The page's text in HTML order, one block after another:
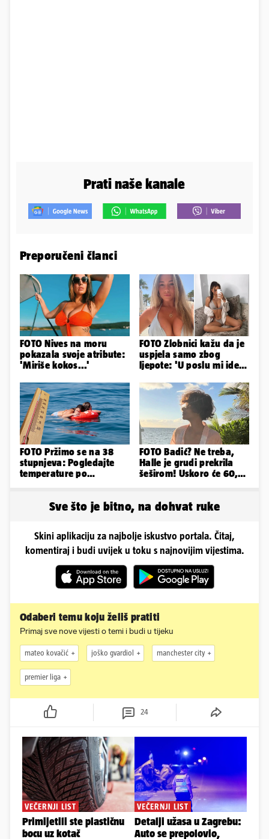
Prati naše kanale
Preporučeni članci
FOTO Nives na moru
pokazala svoje atribute:
'Miriše kokos...'
FOTO Zlobnici kažu da je
uspjela samo zbog
ljepote: 'U poslu mi ide
FOTO Pržimo se na 38
stupnjeva: Pogledajte
temperature po
FOTO Badić? Ne treba,
Halle je grudi prekrila
šeširom! Uskoro će 60,
Sve što je bitno, na dohvat ruke
Skini aplikaciju za najbolje iskustvo portala. Čitaj,
komentiraj i budi uvijek u toku s najnovijim vijestima.
Odaberi temu koju želiš pratiti
Primaj sve nove vijesti o temi i budi u tijeku
mateo kovačić joško gvardiol manchester city
premier liga
24